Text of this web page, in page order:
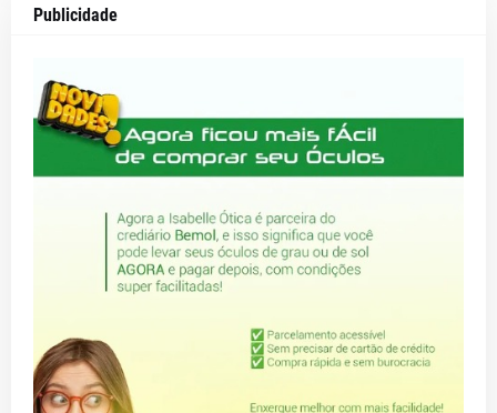
Publicidade